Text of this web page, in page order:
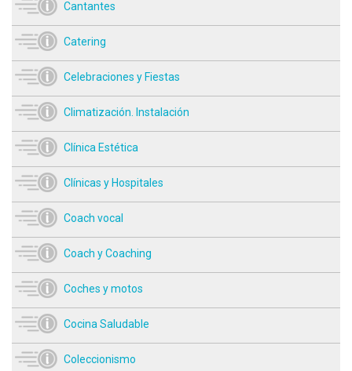
Cantantes
Catering
Celebraciones y Fiestas
Climatización. Instalación
Clínica Estética
Clínicas y Hospitales
Coach vocal
Coach y Coaching
Coches y motos
Cocina Saludable
Coleccionismo